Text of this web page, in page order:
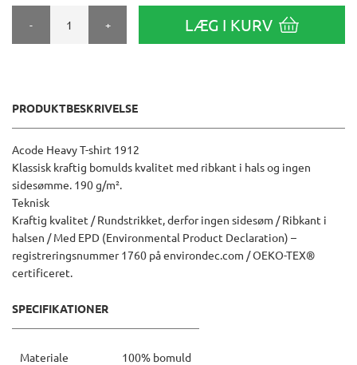
- + LÆG I KURV
PRODUKTBESKRIVELSE
Acode Heavy T-shirt 1912
Klassisk kraftig bomulds kvalitet med ribkant i hals og ingen
sidesømme. 190 g/m².
Teknisk
Kraftig kvalitet / Rundstrikket, derfor ingen sidesøm / Ribkant i
halsen / Med EPD (Environmental Product Declaration) –
registreringsnummer 1760 på environdec.com / OEKO-TEX®
certificeret.
SPECIFIKATIONER
Materiale 100% bomuld